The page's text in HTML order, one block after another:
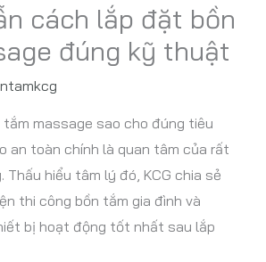
cách lắp đặt bồn
đúng kỹ thuật
massage sao cho đúng tiêu
an toàn chính là quan tâm của rất
Thấu hiểu tâm lý đó, KCG chia sẻ
thi công bồn tắm gia đình và
bị hoạt động tốt nhất sau lắp